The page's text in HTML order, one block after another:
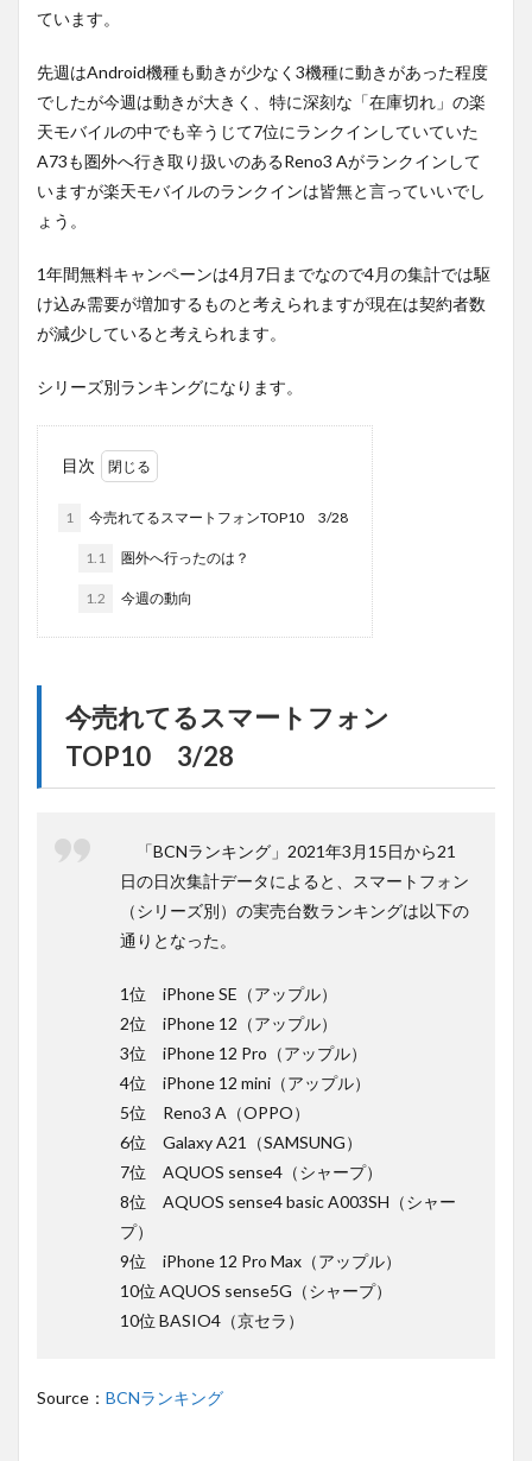
ています。
先週はAndroid機種も動きが少なく3機種に動きがあった程度
でしたが今週は動きが大きく、特に深刻な「在庫切れ」の楽
天モバイルの中でも辛うじて7位にランクインしていていた
A73も圏外へ行き取り扱いのあるReno3 Aがランクインして
いますが楽天モバイルのランクインは皆無と言っていいでし
ょう。
1年間無料キャンペーンは4月7日までなので4月の集計では駆
け込み需要が増加するものと考えられますが現在は契約者数
が減少していると考えられます。
シリーズ別ランキングになります。
目次
1 今売れてるスマートフォンTOP10 3/28
1.1 圏外へ行ったのは？
1.2 今週の動向
今売れてるスマートフォン
TOP10 3/28
「BCNランキング」2021年3月15日から21
日の日次集計データによると、スマートフォン
（シリーズ別）の実売台数ランキングは以下の
通りとなった。
1位 iPhone SE（アップル）
2位 iPhone 12（アップル）
3位 iPhone 12 Pro（アップル）
4位 iPhone 12 mini（アップル）
5位 Reno3 A（OPPO）
6位 Galaxy A21（SAMSUNG）
7位 AQUOS sense4（シャープ）
8位 AQUOS sense4 basic A003SH（シャー
プ）
9位 iPhone 12 Pro Max（アップル）
10位 AQUOS sense5G（シャープ）
10位 BASIO4（京セラ）
Source： BCNランキング